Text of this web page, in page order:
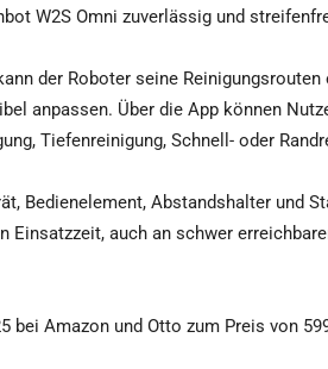
W2S Omni zuverlässig und
der Roboter seine
anpassen. Über die App können
Tiefenreinigung, Schnell- oder
Bedienelement, Abstandshalter und
auch an schwer
bei Amazon und Otto zum Preis von